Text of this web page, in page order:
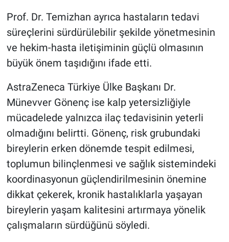
Prof. Dr. Temizhan ayrıca hastaların tedavi
süreçlerini sürdürülebilir şekilde yönetmesinin
ve hekim-hasta iletişiminin güçlü olmasının
büyük önem taşıdığını ifade etti.
AstraZeneca Türkiye Ülke Başkanı Dr.
Münevver Gönenç ise kalp yetersizliğiyle
mücadelede yalnızca ilaç tedavisinin yeterli
olmadığını belirtti. Gönenç, risk grubundaki
bireylerin erken dönemde tespit edilmesi,
toplumun bilinçlenmesi ve sağlık sistemindeki
koordinasyonun güçlendirilmesinin önemine
dikkat çekerek, kronik hastalıklarla yaşayan
bireylerin yaşam kalitesini artırmaya yönelik
çalışmaların sürdüğünü söyledi.